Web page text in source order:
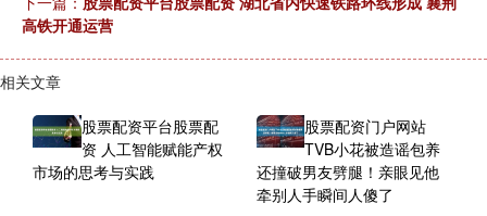
高铁开通运营
相关文章
股票配资平台股票配
资 人工智能赋能产权
市场的思考与实践
股票配资门户网站
TVB小花被造谣包养
还撞破男友劈腿！亲眼见他
牵别人手瞬间人傻了